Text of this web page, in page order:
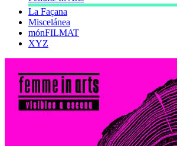
La Façana
Miscelánea
mónFILMAT
XYZ